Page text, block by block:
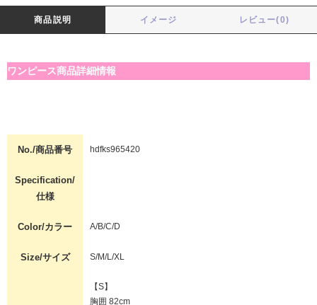
商品説明 イメージ レビュー(0)
ワンピース商品詳細情報
No./商品番号 hdfks965420
Specification/
仕様
Color/カラー A/B/C/D
Size/サイズ S/M/L/XL
【S】
胸囲 82cm